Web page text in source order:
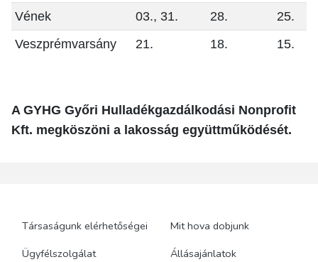
Vének
03., 31. 28.
25.
Veszprémvarsány
21. 18. 15.
A GYHG Győri Hulladékgazdálkodási Nonprofit
Kft. megköszöni a lakosság együttműködését.
Társaságunk elérhetőségei
Ügyfélszolgálat
Mit hova dobjunk
Állásajánlatok